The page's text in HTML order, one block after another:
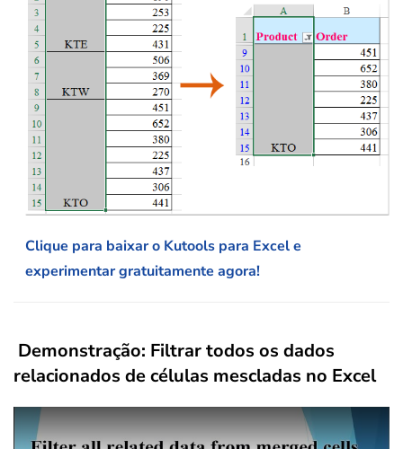
Clique para baixar o Kutools para Excel e
experimentar gratuitamente agora!
Demonstração: Filtrar todos os dados
relacionados de células mescladas no Excel